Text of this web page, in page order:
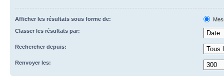
Afficher les résultats sous forme de:
Classer les résultats par:
Rechercher depuis:
Renvoyer les: